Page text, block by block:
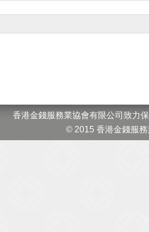
香港金錢服務業協會有限公司致力
© 2015 香港金錢服